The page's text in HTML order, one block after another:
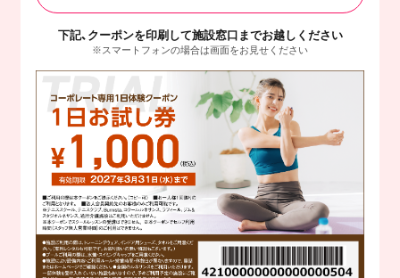
下記、クーポンを印刷して施設窓口までお越しください
※スマートフォンの場合は画面をお見せください